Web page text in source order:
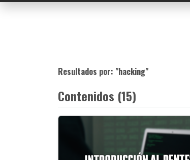
Resultados por: "hacking"
Contenidos (15)